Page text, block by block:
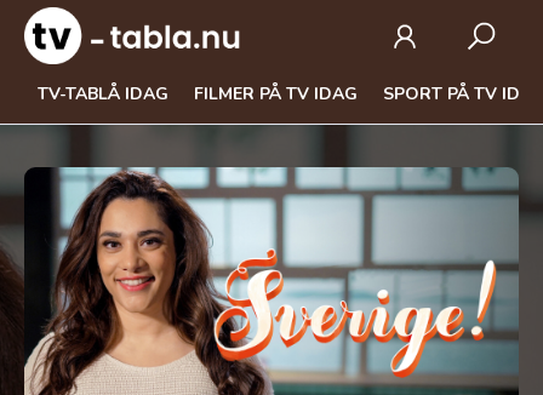
TV-TABLÅ IDAG FILMER PÅ TV IDAG SPORT PÅ TV